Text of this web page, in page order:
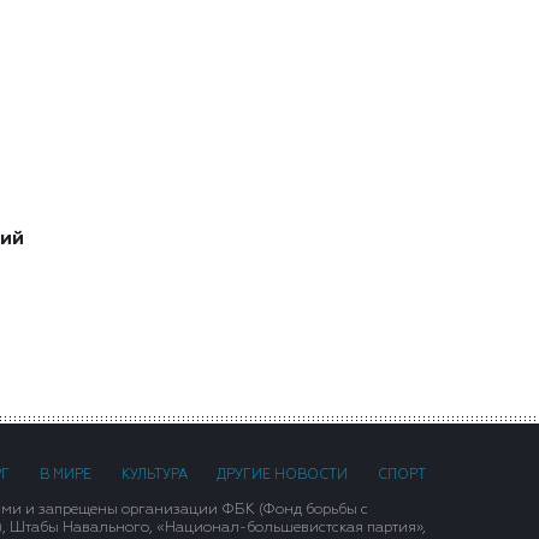
В МИРЕ КУЛЬТУРА ДРУГИЕ НОВОСТИ СПОРТ
и запрещены организации ФБК (Фонд борьбы с
Штабы Навального, «Национал-большевистская партия»,